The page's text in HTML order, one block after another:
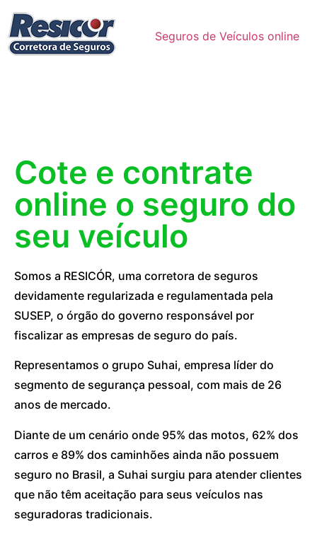
Seguros de Veículos online
Cote e contrate
online o seguro do
seu veículo
Somos a RESICÓR, uma corretora de seguros
devidamente regularizada e regulamentada pela
SUSEP, o órgão do governo responsável por
fiscalizar as empresas de seguro do país.
Representamos o grupo Suhai, empresa líder do
segmento de segurança pessoal, com mais de 26
anos de mercado.
Diante de um cenário onde 95% das motos, 62% dos
carros e 89% dos caminhões ainda não possuem
seguro no Brasil, a Suhai surgiu para atender clientes
que não têm aceitação para seus veículos nas
seguradoras tradicionais.